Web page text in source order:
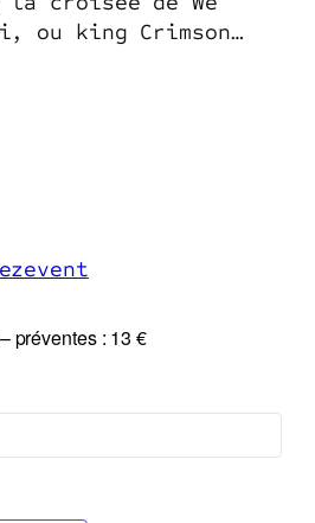
ou king Crimson…
préventes : 13 €